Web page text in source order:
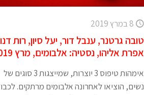
8 במרץ 2019
טובה גרטנר, ענבל דור, יעל סיון, רות
אפרת אליהו, נסטיה: אלבומים, מרץ 2019
אימהות טיפוס 3 יוצרות, שמייצגות 3 סוגים של
נשים, הוציאו לאחרונה אלבומים מרתקים.